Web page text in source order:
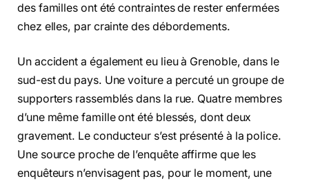
des familles ont été contraintes de rester enfermées
chez elles, par crainte des débordements.
Un accident a également eu lieu à Grenoble, dans le
sud-est du pays. Une voiture a percuté un groupe de
supporters rassemblés dans la rue. Quatre membres
d’une même famille ont été blessés, dont deux
gravement. Le conducteur s’est présenté à la police.
Une source proche de l’enquête affirme que les
enquêteurs n’envisagent pas, pour le moment, une